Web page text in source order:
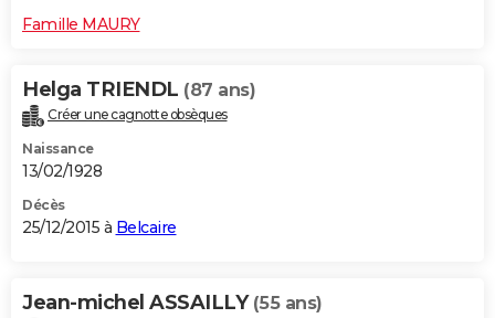
Famille MAURY
Helga TRIENDL (87 ans)
Créer une cagnotte obsèques
Naissance
13/02/1928
Décès
25/12/2015 à Belcaire
Jean-michel ASSAILLY (55 ans)